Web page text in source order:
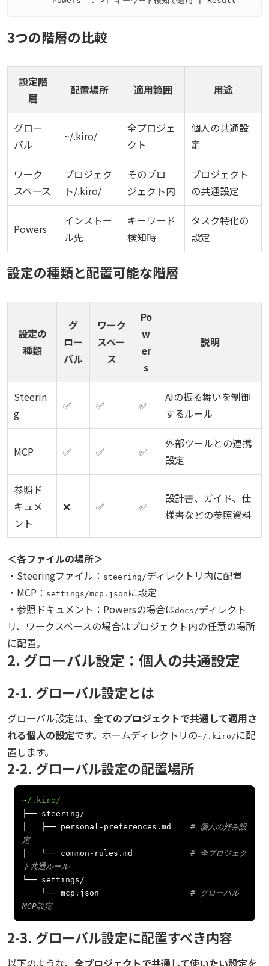
3つの階層の比較
設定階
層
配置場所 適用範囲 用途
グロー
バル
~/.kiro/
全プロジェ
クト
個人の共通設
定
ワーク
スペース
プロジェク
ト/.kiro/
そのプロ
ジェクト内
プロジェクト
の共通設定
Powers
インストー
ル先
キーワード
検知時
タスク特化の
設定
設定の種類と配置可能な階層
設定の
種類
グ
ロー
バル
ワーク
スペー
ス
Po
w
er
s
説明
Steerin
g
✅ ✅ ✅
AIの振る舞いを制御
するルール
MCP ✅ ✅ ✅
外部ツールとの連携
設定
参照ド
キュメ
ント
❌ ✅ ✅
設計書、ガイド、仕
様書などの参照資料
＜各ファイルの場所＞
・Steeringファイル： steering/ディレクトリ内に配置
・MCP： settings/mcp.json に設定
・参照ドキュメント：Powersの場合はdocs/ディレクト
リ、ワークスペースの場合はプロジェクト内の任意の場所
に配置。
2. グローバル設定：個人の共通設定
2-1. グローバル設定とは
グローバル設定は、 全てのプロジェクトで共通して適用さ
れる個人の設定です。ホームディレクトリの~/.kiro/ に配
置します。
2-2. グローバル設定の配置場所
~/.kiro/
├── steering/
├── personal - preferences . md # 個人の好み設
定
└── common - rules . md # 全プロジェク
ト共通ルール
└── settings/
└── mcp . json # グローバル
MCP設定
2-3. グローバル設定に配置すべき内容
以下のような、 全プロジェクトで共通して使いたい設定を